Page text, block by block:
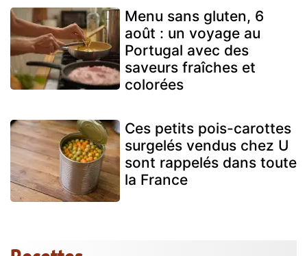
Menu sans gluten, 6
août : un voyage au
Portugal avec des
saveurs fraîches et
colorées
Ces petits pois-carottes
surgelés vendus chez U
sont rappelés dans toute
la France